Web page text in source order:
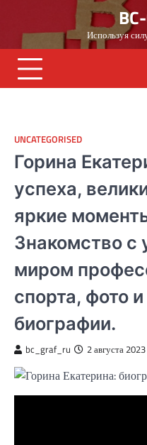
content
Используя
UNCATEGORISED
Горина
успеха,
яркие
Знакомство с
миром
спорта, фото
биографии.
bc_graf_ru 2 августа 2023